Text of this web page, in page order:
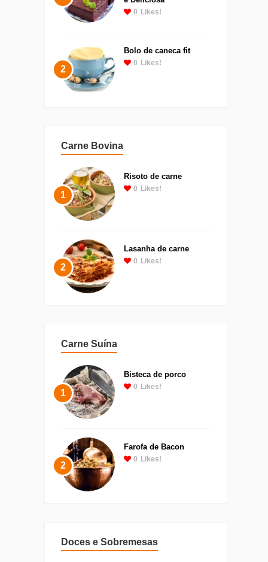
0 Likes!
2
Bolo de caneca fit
0 Likes!
Carne Bovina
1
Risoto de carne
0 Likes!
2
Lasanha de carne
0 Likes!
Carne Suína
1
Bisteca de porco
0 Likes!
2
Farofa de Bacon
0 Likes!
Doces e Sobremesas